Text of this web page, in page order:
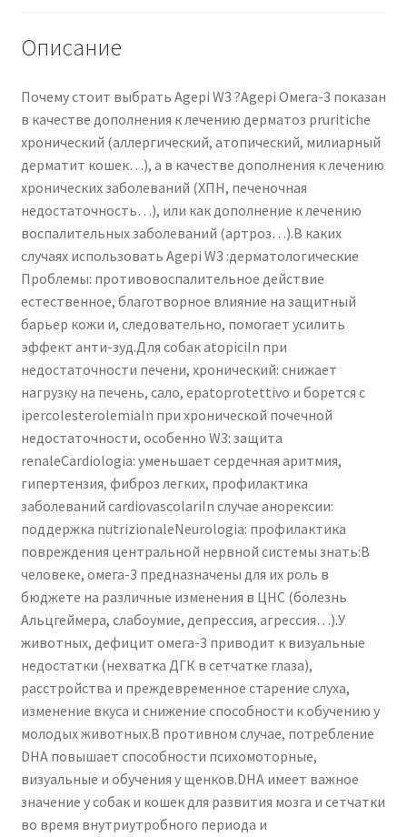
Описание
Почему стоит выбрать Agepi W3 ?Agepi Омега-3 показан
в качестве дополнения к лечению дерматоз pruritiche
хронический (аллергический, атопический, милиарный
дерматит кошек…), а в качестве дополнения к лечению
хронических заболеваний (ХПН, печеночная
недостаточность…), или как дополнение к лечению
воспалительных заболеваний (артроз…).В каких
случаях использовать Agepi W3 :дерматологические
Проблемы: противовоспалительное действие
естественное, благотворное влияние на защитный
барьер кожи и, следовательно, помогает усилить
эффект анти-зуд.Для собак atopiciIn при
недостаточности печени, хронический: снижает
нагрузку на печень, сало, epatoprotettivo и борется с
ipercolesterolemiaIn при хронической почечной
недостаточности, особенно W3: защита
renaleCardiologia: уменьшает сердечная аритмия,
гипертензия, фиброз легких, профилактика
заболеваний cardiovascolariIn случае анорексии:
поддержка nutrizionaleNeurologia: профилактика
повреждения центральной нервной системы знать:В
человеке, омега-3 предназначены для их роль в
бюджете на различные изменения в ЦНС (болезнь
Альцгеймера, слабоумие, депрессия, агрессия…).У
животных, дефицит омега-3 приводит к визуальные
недостатки (нехватка ДГК в сетчатке глаза),
расстройства и преждевременное старение слуха,
изменение вкуса и снижение способности к обучению у
молодых животных.В противном случае, потребление
DHA повышает способности психомоторные,
визуальные и обучения у щенков.DHA имеет важное
значение у собак и кошек для развития мозга и сетчатки
во время внутриутробного периода и